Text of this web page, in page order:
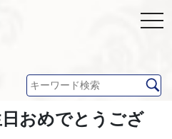
おめでとうござ